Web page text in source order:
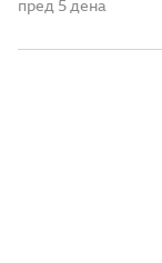
пред 5 дена